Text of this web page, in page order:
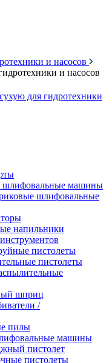
и насосов
и насосов
для гидротехники
шлифовальные машины
шлифовальные
напильники
пистолеты
пистолеты
шприц
/
пилы
машины
пистолет
пистолеты